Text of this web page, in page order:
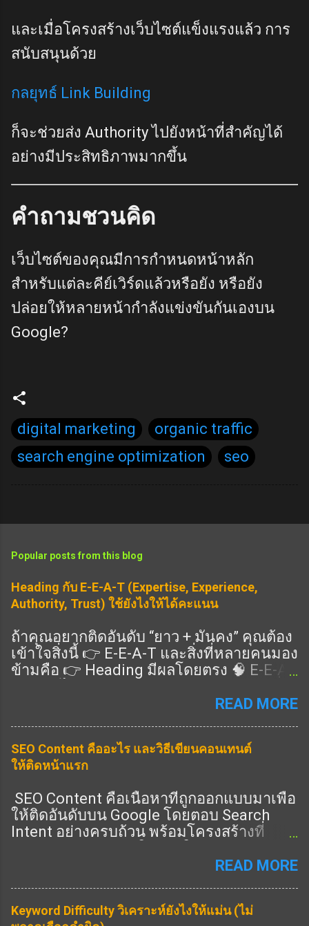
และเมื่อโครงสร้างเว็บไซต์แข็งแรงแล้ว การ
สนับสนุนด้วย
กลยุทธ์ Link Building
ก็จะช่วยส่ง Authority ไปยังหน้าที่สำคัญได้
อย่างมีประสิทธิภาพมากขึ้น
คำถามชวนคิด
เว็บไซต์ของคุณมีการกำหนดหน้าหลัก
สำหรับแต่ละคีย์เวิร์ดแล้วหรือยัง หรือยัง
ปล่อยให้หลายหน้ากำลังแข่งขันกันเองบน
Google?
digital marketing
organic traffic
search engine optimization
seo
Popular posts from this blog
Heading กับ E-E-A-T (Expertise, Experience,
Authority, Trust) ใช้ยังไงให้ได้คะแนน
ถ้าคุณอยากติดอันดับ “ยาว + มั่นคง” คุณต้อง
เข้าใจสิ่งนี้ 👉 E-E-A-T และสิ่งที่หลายคนมอง
ข้ามคือ 👉 Heading มีผลโดยตรง 🧠 E-E-A-
ว่าเนื้อหาคุณ: Expertise (ความเชี่ยวชาญ)
ครบ = อันดับดีขึ้น 🎯 Heading ช่วย E-E-A-T
ยังไง ✔️ 1. แสดง Expertise 👉 ใช้ Heading
ครอบคลุมลึก ✔️ 2. แสดง Experience 👉 มี
หัวข้อ “ประสบการณ์จริง” ✔️ 3. แสดง
Authority 👉 มีหัวข้อครบทุกมุม ✔️ 4. แสดง
Trust 👉 มี FAQ / ข้อมูลชัด 🔧 วิธีเขียน
1. เพิ่ม Heading “ประสบการณ์” 👉 เช่น: จาก
ประสบการณ์จริง 🔥 2. เพิ่ม Heading “ข้อมูล
เชิงลึก” 👉 เช่น: เทคนิคขั้นสูง วิเคราะห์ 🔥 3.
เพิ่ม Heading “คำถาม” 👉 เช่น: FAQ 📊 สูตร
READ MORE
SEO Content คืออะไร และวิธีเขียนคอนเทนต์
ให้ติดหน้าแรก
SEO Content คือเนื้อหาที่ถูกออกแบบมาเพื่อ
ให้ติดอันดับบน Google โดยตอบ Search
Intent อย่างครบถ้วน พร้อมโครงสร้างที่
SEO ไม่ใช่แค่ใส่คีย์เวิร์ด แต่คือการสร้าง
เนื้อหาที่: ตรงกับคำค้นหา ตอบคำถามผู้ใช้
READ MORE
Keyword Difficulty วิเคราะห์ยังไงให้แม่น (ไม่